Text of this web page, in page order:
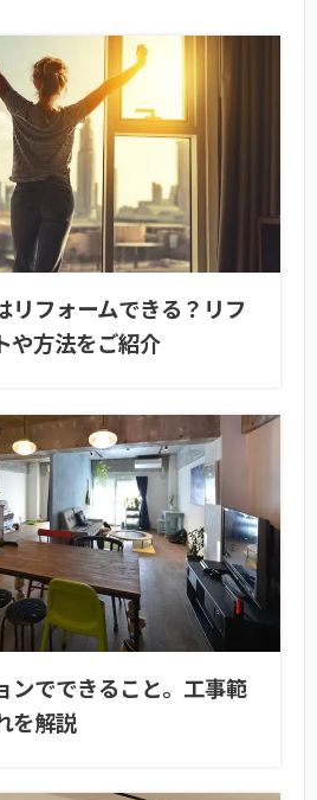
リフォームできる？リフ
や方法をご紹介
ンでできること。工事範
を解説